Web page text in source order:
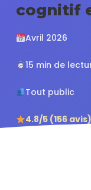
cognitif
Avril 2026
15 min de
Tout public
4.8/5 (156 avis)